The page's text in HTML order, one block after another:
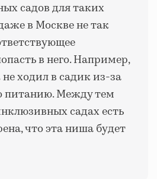
садов для таких
в Москве не так
в него. Например,
ходил в садик из-за
питанию. Между тем
садах есть
что эта ниша будет